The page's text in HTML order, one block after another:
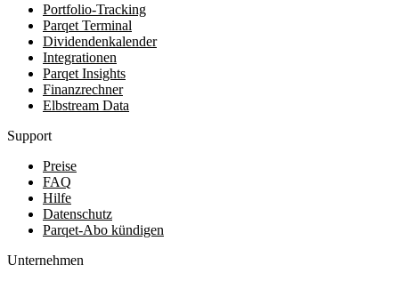
Portfolio-Tracking
Parqet Terminal
Dividendenkalender
Integrationen
Parqet Insights
Finanzrechner
Elbstream Data
Support
Preise
FAQ
Hilfe
Datenschutz
Parqet-Abo kündigen
Unternehmen